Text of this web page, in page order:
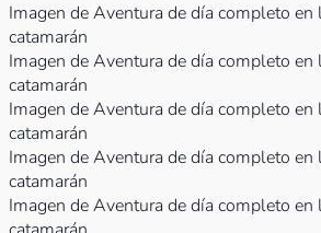
Imagen de Aventura de día completo en
catamarán
Imagen de Aventura de día completo en
catamarán
Imagen de Aventura de día completo en
catamarán
Imagen de Aventura de día completo en
catamarán
Imagen de Aventura de día completo en